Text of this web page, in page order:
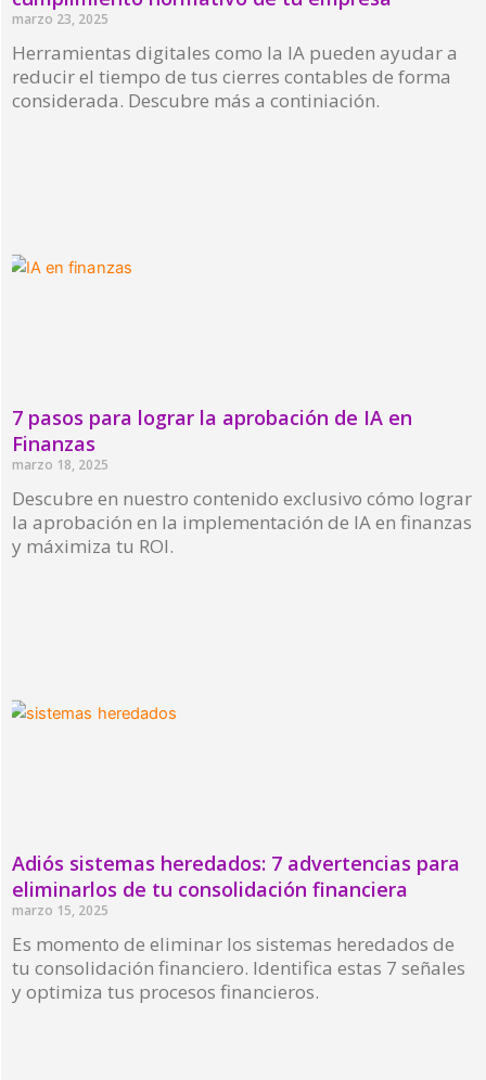
marzo 23, 2025
Herramientas digitales como la IA pueden ayudar a
reducir el tiempo de tus cierres contables de forma
considerada. Descubre más a continiación.
7 pasos para lograr la aprobación de IA en
Finanzas
marzo 18, 2025
Descubre en nuestro contenido exclusivo cómo lograr
la aprobación en la implementación de IA en finanzas
y máximiza tu ROI.
Adiós sistemas heredados: 7 advertencias para
eliminarlos de tu consolidación financiera
marzo 15, 2025
Es momento de eliminar los sistemas heredados de
tu consolidación financiero. Identifica estas 7 señales
y optimiza tus procesos financieros.